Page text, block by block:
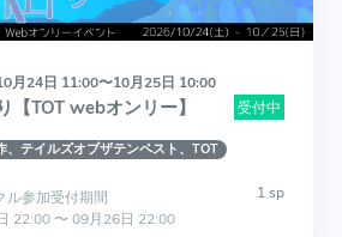
月24日 11:00〜10月25日 10:00
受付中
【TOT webオンリー】
、テイルズオブザテンペスト、TOT
1 sp
ル参加受付期間
22:00 〜 09月26日 22:00